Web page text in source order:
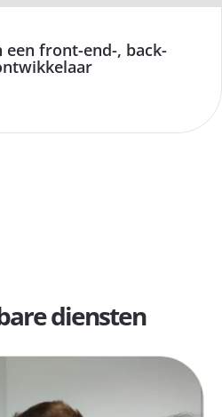
een front-end-, back-
diensten